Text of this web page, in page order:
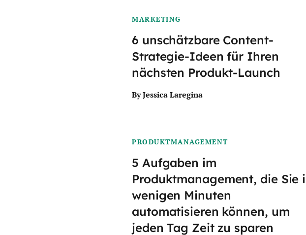
MARKETING
6 unschätzbare Content-
Strategie-Ideen für Ihren
nächsten Produkt-Launch
By Jessica Laregina
PRODUKTMANAGEMENT
5 Aufgaben im
Produktmanagement, die Sie
wenigen Minuten
automatisieren können, um
jeden Tag Zeit zu sparen